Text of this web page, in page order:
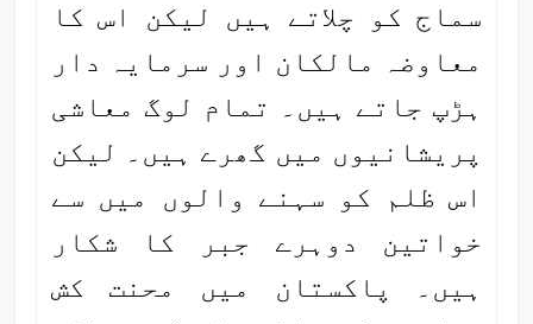
سماج کو چلاتے ہیں لیکن اس کا
معاوضہ مالکان اور سرمایہ دار
ہڑپ جاتے ہیں۔ تمام لوگ معاشی
پریشانیوں میں گھرے ہیں۔ لیکن
اس ظلم کو سہنے والوں میں سے
خواتین دوہرے جبر کا شکار
ہیں۔ پاکستان میں محنت کش